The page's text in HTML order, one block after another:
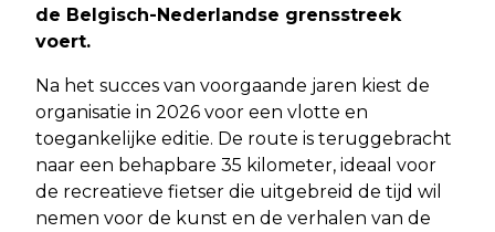
de Belgisch-Nederlandse grensstreek
voert.
Na het succes van voorgaande jaren kiest de
organisatie in 2026 voor een vlotte en
toegankelijke editie. De route is teruggebracht
naar een behapbare 35 kilometer, ideaal voor
de recreatieve fietser die uitgebreid de tijd wil
nemen voor de kunst en de verhalen van de